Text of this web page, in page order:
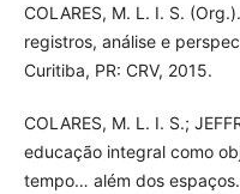
COLARES, M. L. I. S.
registros, análise e
Curitiba, PR: CRV, 2015.
COLARES, M. L. I. S.;
educação integral como
tempo… além dos